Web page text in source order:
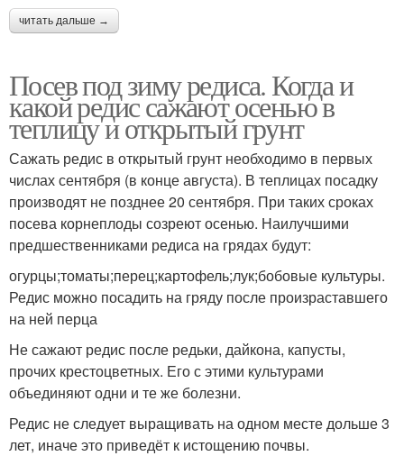
читать дальше →
Посев под зиму редиса. Когда и
какой редис сажают осенью в
теплицу и открытый грунт
Сажать редис в открытый грунт необходимо в первых
числах сентября (в конце августа). В теплицах посадку
производят не позднее 20 сентября. При таких сроках
посева корнеплоды созреют осенью. Наилучшими
предшественниками редиса на грядах будут:
огурцы;томаты;перец;картофель;лук;бобовые культуры.
Редис можно посадить на гряду после произраставшего
на ней перца
Не сажают редис после редьки, дайкона, капусты,
прочих крестоцветных. Его с этими культурами
объединяют одни и те же болезни.
Редис не следует выращивать на одном месте дольше 3
лет, иначе это приведёт к истощению почвы.